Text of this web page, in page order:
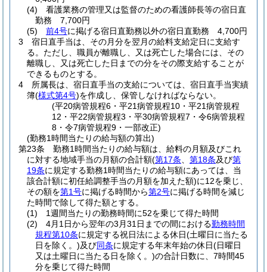
(4)
看護業務の管理又は監督のための看護師長等の宿日直
勤務 7,700円
(5)
前4号に掲げる宿日直勤務以外の宿日直勤務 4,700円
3
宿日直手当は、その月分を翌月の給料支給定日に支給す
る。 ただし、職員が離職し、又は死亡した場合には、その
離職し、又は死亡した日までの分をその際支給することが
できるものとする。
4
所属長は、宿日直手当の支給については、宿日直手当実績
簿(様式第4号)を作成し、保管しなければならない。
(平20病管規程6・平21病管規程10・平21病管規程
12・平22病管規程3・平30病管規程7・令6病管規程
8・令7病管規程9・一部改正)
(勤務1時間当たりの給与額の算出)
第23条
勤務1時間当たりの給与額は、給料の月額及びこれ
に対する地域手当の月額の合計額(第17条 第18条及び第
19条に規定する勤務1時間当たりの給与額にあっては、当
該合計額に初任給調整手当の月額を加えた額)に12を乗じ、
その額を第1号に掲げる時間から第2号に掲げる時間を減じ
た時間で除して得た額とする。
(1)
1週間当たりの勤務時間に52を乗じて得た時間
(2)
4月1日から翌年の3月31日までの間における勤務時間
規程第10条に規定する祝日法による休日(土曜日に当たる
日を除く。)及び同条に規定する年末年始の休日(日曜日
又は土曜日に当たる日を除く。)の合計日数に、7時間45
分を乗じて得た時間